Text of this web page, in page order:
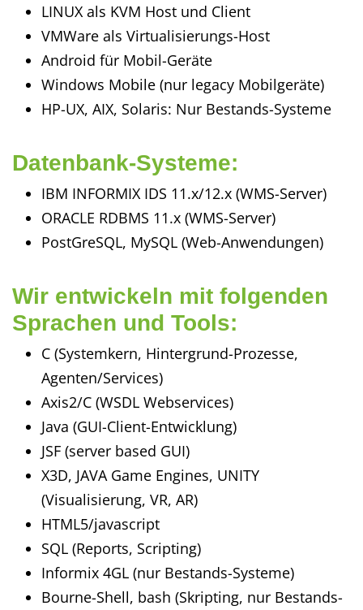
LINUX als KVM Host und Client
VMWare als Virtualisierungs-Host
Android für Mobil-Geräte
Windows Mobile (nur legacy Mobilgeräte)
HP-UX, AIX, Solaris: Nur Bestands-Systeme
Datenbank-Systeme:
IBM INFORMIX IDS 11.x/12.x (WMS-Server)
ORACLE RDBMS 11.x (WMS-Server)
PostGreSQL, MySQL (Web-Anwendungen)
Wir entwickeln mit folgenden
Sprachen und Tools:
C (Systemkern, Hintergrund-Prozesse,
Agenten/Services)
Axis2/C (WSDL Webservices)
Java (GUI-Client-Entwicklung)
JSF (server based GUI)
X3D, JAVA Game Engines, UNITY
(Visualisierung, VR, AR)
HTML5/javascript
SQL (Reports, Scripting)
Informix 4GL (nur Bestands-Systeme)
Bourne-Shell, bash (Skripting, nur Bestands-